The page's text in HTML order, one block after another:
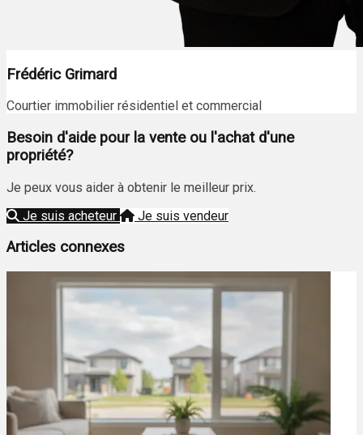
Frédéric Grimard
Courtier immobilier résidentiel et commercial
Besoin d'aide pour la vente ou l'achat d'une
propriété?
Je peux vous aider à obtenir le meilleur prix.
Je suis acheteur
Je suis vendeur
Articles connexes